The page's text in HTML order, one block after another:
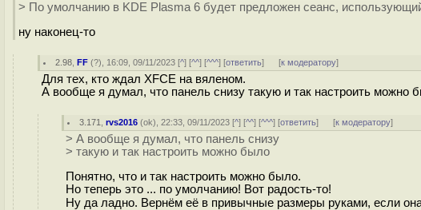
> По умолчанию в KDE Plasma 6 будет предложен сеанс,
ну наконец-то
2.98 ,FF (?), 16:09, 09/11/2023 [^] [^^] [^^^] [ответить] [к модератору]
Для тех, кто ждал XFCE на вяленом.
А вообще я думал, что панель снизу такую и так настроить можно
3.171 ,rvs2016 (ok), 22:33, 09/11/2023 [^] [^^] [^^^] [ответить] [к модератору]
> А вообще я думал, что панель снизу
> такую и так настроить можно было
Понятно, что и так настроить можно было.
Но теперь это ... по умолчанию! Вот радость-то!
Ну да ладно. Вернём её в привычные размеры руками, если